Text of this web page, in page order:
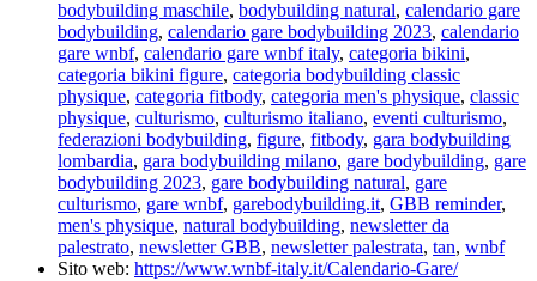
bodybuilding maschile, bodybuilding natural, calendario gare
bodybuilding, calendario gare bodybuilding 2023, calendario
gare wnbf, calendario gare wnbf italy, categoria bikini,
categoria bikini figure, categoria bodybuilding classic
physique, categoria fitbody, categoria men's physique, classic
physique, culturismo, culturismo italiano, eventi culturismo,
federazioni bodybuilding, figure, fitbody, gara bodybuilding
lombardia, gara bodybuilding milano, gare bodybuilding, gare
bodybuilding 2023, gare bodybuilding natural, gare
culturismo, gare wnbf, garebodybuilding.it, GBB reminder,
men's physique, natural bodybuilding, newsletter da
palestrato, newsletter GBB, newsletter palestrata, tan, wnbf
Sito web: https://www.wnbf-italy.it/Calendario-Gare/